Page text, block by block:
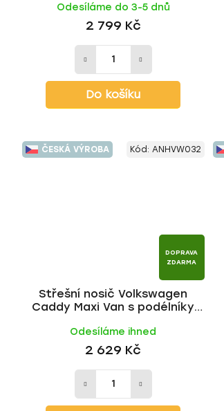
tyč | HAKR
Odesíláme do 3-5 dnů
2 799 Kč
Do košíku
ČESKÁ VÝROBA
DOPRAVA
ZDARMA
Střešní nosič Volkswagen
Caddy Maxi Van s podélníky
Odesíláme ihned
2 629 Kč
Kód: ANHVW032